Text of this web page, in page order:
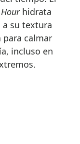
hidrata
a su textura
para calmar
incluso en